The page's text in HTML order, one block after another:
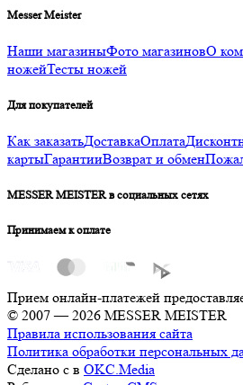
Messer Meister
Наши магазиныФото магазиновО
ножейТесты ножей
Для покупателей
Как заказатьДоставкаОплата
картыГарантииВозврат и обмен
MESSER MEISTER в социальных сетях
Принимаем к оплате
Прием онлайн-платежей
© 2007 — 2026 MESSER MEISTER
Правила использования сайта
Политика обработки персональных
Сделано с в OKC.Media